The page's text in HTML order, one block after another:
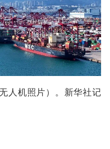
人机照片）。新华社记